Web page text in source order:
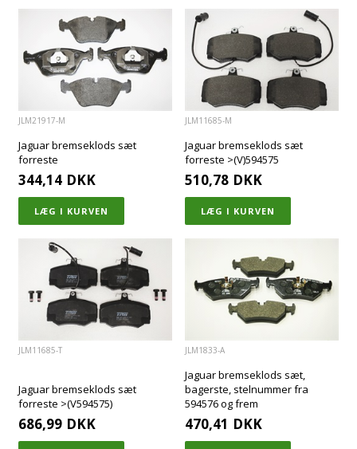
JLM21917-M
Jaguar bremseklods sæt
forreste
344,14 DKK
JLM11685-M
Jaguar bremseklods sæt
forreste >(V)594575
510,78 DKK
JLM11685-T
Jaguar bremseklods sæt
forreste >(V594575)
686,99 DKK
JLM1833-A
Jaguar bremseklods sæt,
bagerste, stelnummer fra
594576 og frem
470,41 DKK